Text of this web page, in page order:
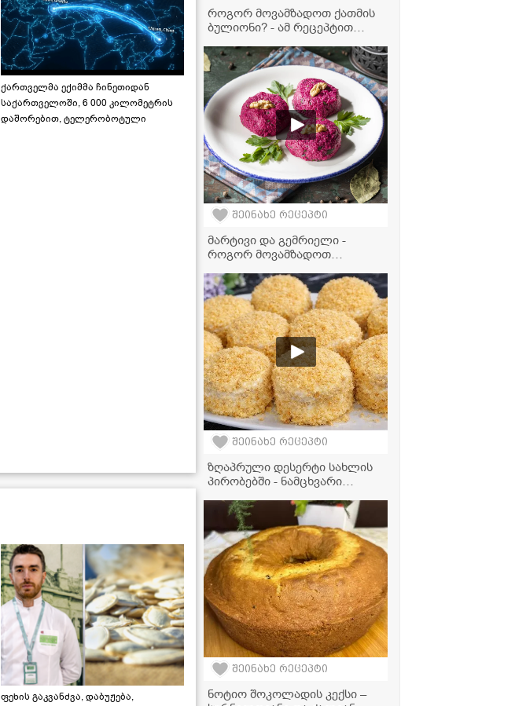
ქართველმა ექიმმა ჩინეთიდან
საქართველოში, 6 000 კილომეტრის
დაშორებით, ტელერობოტული
ფეხის გაკვანძვა, დაბუჟება,
როგორ მოვამზადოთ ქათმის
ბულიონი? - ამ რეცეპტით
გამოდის!
შეინახე რეცეპტი
მარტივი და გემრიელი -
როგორ მოვამზადოთ
შეინახე რეცეპტი
ზღაპრული დესერტი სახლის
პირობებში - ნამცხვარი
რომელიც ყველას გამოუვა!
შეინახე რეცეპტი
ნოტიო შოკოლადის კექსი –